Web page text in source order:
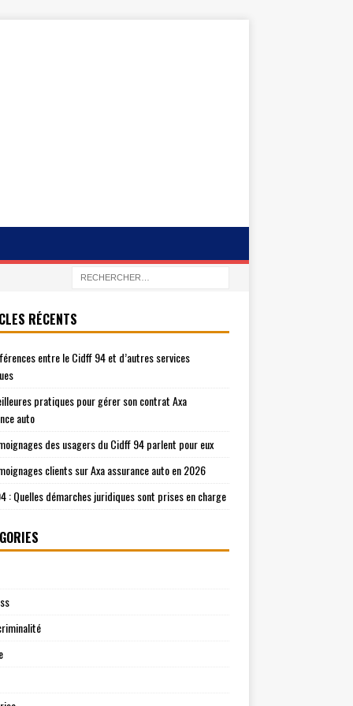
RÉCENTS
entre le Cidff 94 et d’autres services
pratiques pour gérer son contrat Axa
auto
des usagers du Cidff 94 parlent pour eux
clients sur Axa assurance auto en 2026
: Quelles démarches juridiques sont prises en charge